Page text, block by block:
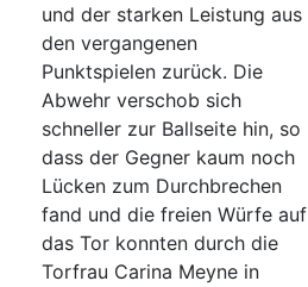
und der starken Leistung aus
den vergangenen
Punktspielen zurück. Die
Abwehr verschob sich
schneller zur Ballseite hin, so
dass der Gegner kaum noch
Lücken zum Durchbrechen
fand und die freien Würfe auf
das Tor konnten durch die
Torfrau Carina Meyne in